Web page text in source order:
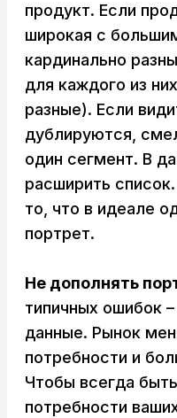
продукт. Если
широкая с
кардинально
для каждого из
разные). Если
дублируются,
один сегмент. В
расширить
то, что в идеале
портрет.
Не дополнять
типичных ошибок
данные. Рынок
потребности и
Чтобы всегда
потребности